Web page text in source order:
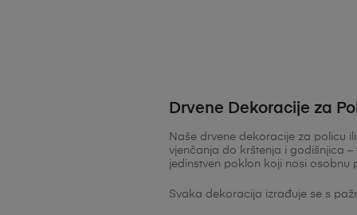
Drvene Dekoracije za
Naše drvene dekoracije za policu
vjenčanja do krštenja i godišnjica
jedinstven poklon koji nosi osobnu
Svaka dekoracija izrađuje se s